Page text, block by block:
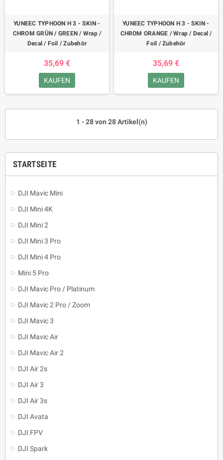
STARTSEITE
DJI Mavic Mini
DJI Mini 4K
DJI Mini 2
DJI Mini 3 Pro
DJI Mini 4 Pro
Mini 5 Pro
DJI Mavic Pro / Platinum
DJI Mavic 2 Pro / Zoom
DJI Mavic 3
DJI Mavic Air
DJI Mavic Air 2
DJI Air 2s
DJI Air 3
DJI Air 3s
DJI Avata
DJI FPV
DJI Spark
YUNEEC TYPHOON H 3 - SKIN -
CHROM GRÜN / GREEN / Wrap /
Decal / Foil / Zubehör
35,69 €
KAUFEN
YUNEEC TYPHOON H 3 - SKIN -
CHROM ORANGE / Wrap / Decal /
Foil / Zubehör
35,69 €
KAUFEN
1 - 28 von 28 Artikel(n)